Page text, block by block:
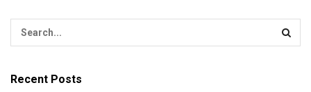
Recent Posts